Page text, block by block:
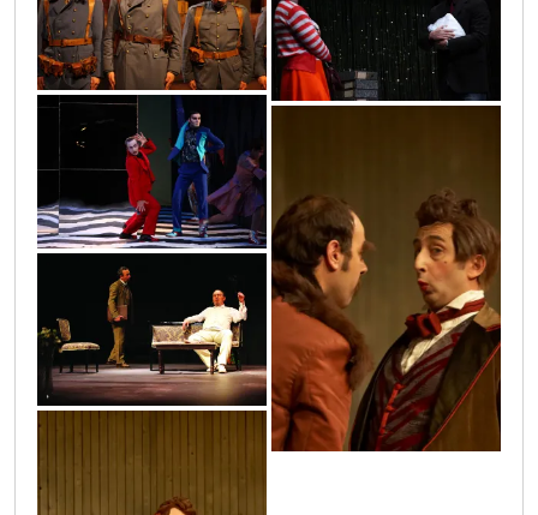
img_71551 img_3381
img_8017
zenidba11
7